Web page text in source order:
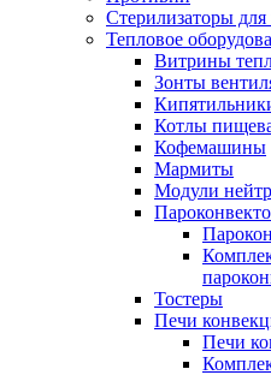
Стерилизаторы
Тепловое
Витрины
Зонты
Котлы
Кофемашины
Мармиты
Модули
Тостеры
Печи
Печи